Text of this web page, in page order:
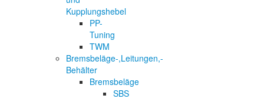
Kupplungshebel
PP-
Tuning
TWM
Bremsbeläge-,Leitungen,-
Behälter
Bremsbeläge
SBS